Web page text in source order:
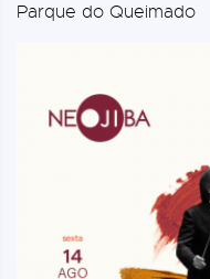
Parque do Queimado